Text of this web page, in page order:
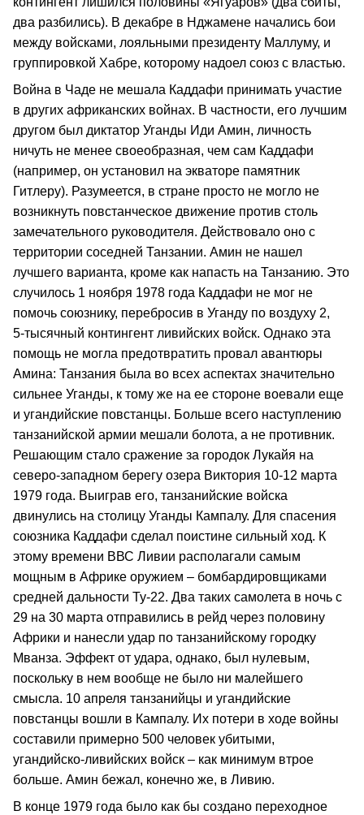
два разбились). В декабре в Нджамене начались бои
между войсками, лояльными президенту Маллуму, и
группировкой Хабре, которому надоел союз с властью.
Война в Чаде не мешала Каддафи принимать участие
в других африканских войнах. В частности, его лучшим
другом был диктатор Уганды Иди Амин, личность
ничуть не менее своеобразная, чем сам Каддафи
(например, он установил на экваторе памятник
Гитлеру). Разумеется, в стране просто не могло не
возникнуть повстанческое движение против столь
замечательного руководителя. Действовало оно с
территории соседней Танзании. Амин не нашел
лучшего варианта, кроме как напасть на Танзанию. Это
случилось 1 ноября 1978 года Каддафи не мог не
помочь союзнику, перебросив в Уганду по воздуху 2,
5‑тысячный контингент ливийских войск. Однако эта
помощь не могла предотвратить провал авантюры
Амина: Танзания была во всех аспектах значительно
сильнее Уганды, к тому же на ее стороне воевали еще
и угандийские повстанцы. Больше всего наступлению
танзанийской армии мешали болота, а не противник.
Решающим стало сражение за городок Лукайя на
северо‑западном берегу озера Виктория 10­‑12 марта
1979 года. Выиграв его, танзанийские войска
двинулись на столицу Уганды Кампалу. Для спасения
союзника Каддафи сделал поистине сильный ход. К
этому времени ВВС Ливии располагали самым
мощным в Африке оружием – бомбардировщиками
средней дальности Ту‑22. Два таких самолета в ночь с
29 на 30 марта отправились в рейд через половину
Африки и нанесли удар по танзанийскому городку
Мванза. Эффект от удара, однако, был нулевым,
поскольку в нем вообще не было ни малейшего
смысла. 10 апреля танзанийцы и угандийские
повстанцы вошли в Кампалу. Их потери в ходе войны
составили примерно 500 человек убитыми,
угандийско‑ливийских войск – как минимум втрое
больше. Амин бежал, конечно же, в Ливию.
В конце 1979 года было как бы создано переходное